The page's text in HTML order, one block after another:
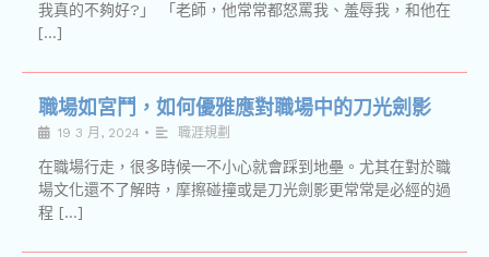
我真的不夠好?」 「老師，他常常都怒罵我、羞辱我，和他在
[…]
職場如宮鬥，如何優雅應對職場中的刀光劍影
19 3 月, 2024 • 職涯規劃
在職場行走，很多時候一不小心就會踩到地壘。尤其在對於職
場文化還不了解時，摩擦碰撞或是刀光劍影更常常是必經的過
程 […]